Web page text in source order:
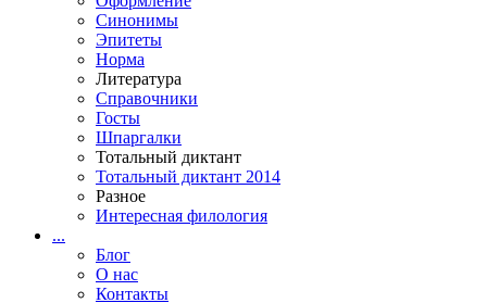
Синонимы
Эпитеты
Норма
Литература
Справочники
Госты
Шпаргалки
Тотальный диктант
Тотальный диктант 2014
Разное
Интересная филология
...
Блог
О нас
Контакты